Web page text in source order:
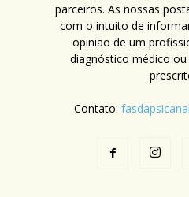
parceiros. As nossas
com o intuito de
opinião de um
diagnóstico médico
Contato: